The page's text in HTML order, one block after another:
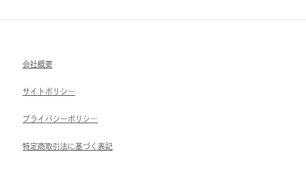
会社概要
サイトポリシ―
ブライパシーポリシ―
特定商取引法に基づく表記